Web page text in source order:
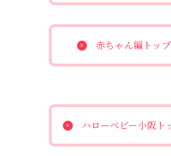
赤ちゃん編トッ
ハローベビー小阪ト